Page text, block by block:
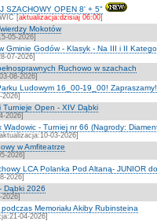
SZACHOWY OPEN 8' + 5"
[aktualizacja:dzisiaj 06:00]
Mokotów
05-2026]
Gminie Godów - Klasyk - Na III i II
07-2026]
Ruchowo w szachach
08-2026]
Ludowym 16_00-19_00! Zapraszamy!
Open - XIV Dąbki
2026]
Wadowic - Turniej nr 66 (Nagrody:
03-2026]
w Amfiteatrze
2026]
LCA Polanka Pod Altaną- JUNIOR
2026]
Dąbki 2026
Memoriału Akiby Rubinsteina
04-2026]